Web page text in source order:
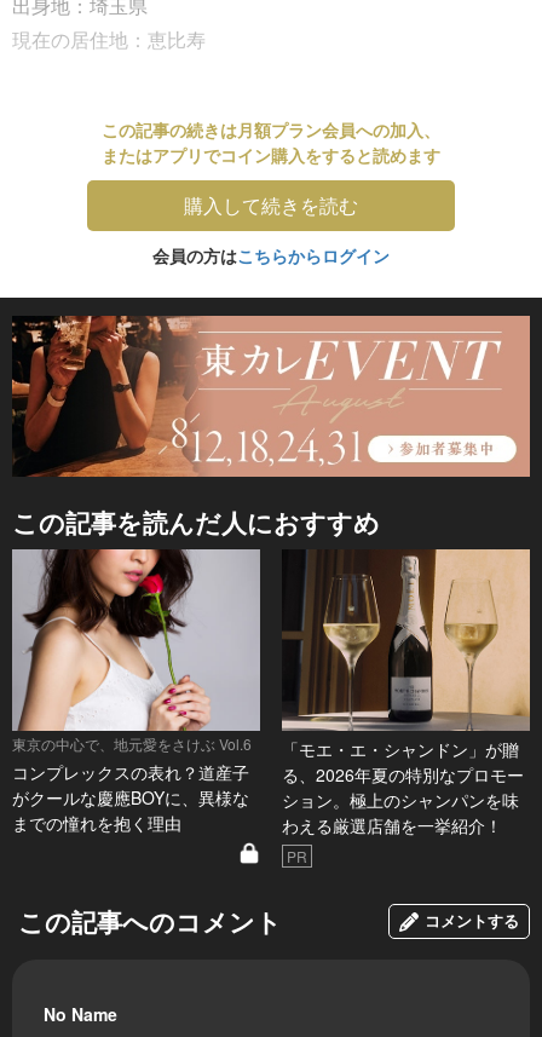
現在の居住地：恵比寿
この記事の続きは月額プラン会員への加入、
またはアプリでコイン購入をすると読めます
購入して続きを読む
会員の方はこちらからログイン
この記事を読んだ人におすすめ
東京の中心で、地元愛をさけぶ Vol.6
コンプレックスの表れ？道産子
がクールな慶應BOYに、異様な
までの憧れを抱く理由
「モエ・エ・シャンドン」が贈
る、2026年夏の特別なプロモー
ション。極上のシャンパンを味
わえる厳選店舗を一挙紹介！
PR
この記事へのコメント コメントする
No Name